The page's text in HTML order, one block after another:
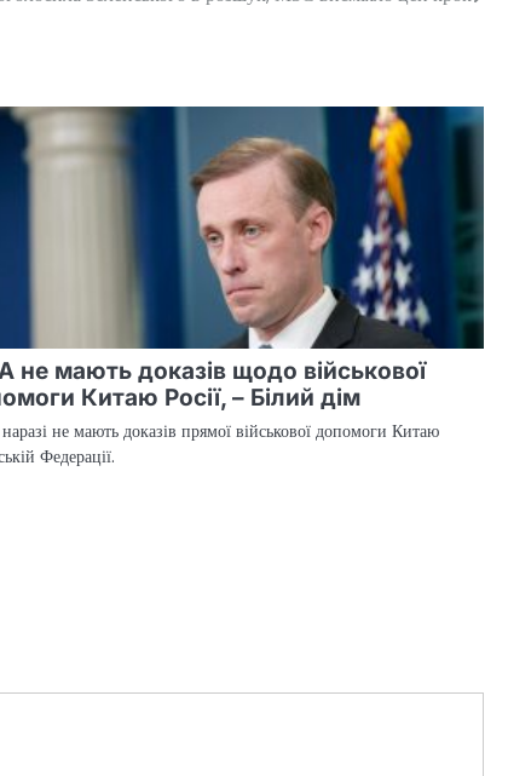
не мають доказів щодо військової
Китаю Росії, – Білий дім
не мають доказів прямої військової допомоги Китаю
Федерації.